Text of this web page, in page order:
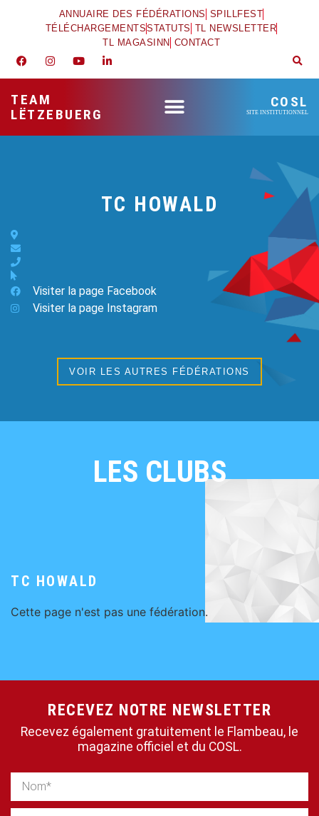
ANNUAIRE DES FÉDÉRATIONS SPILLFEST
TÉLÉCHARGEMENTSSTATUTS TL NEWSLETTER
TL MAGASINN CONTACT
TEAM
LËTZEBUERG
COSL
SITE INSTITUTIONNEL
TC HOWALD
Visiter la page Facebook
Visiter la page Instagram
VOIR LES AUTRES FÉDÉRATIONS
LES CLUBS
TC HOWALD
Cette page n'est pas une fédération.
RECEVEZ NOTRE NEWSLETTER
Recevez également gratuitement le Flambeau, le
magazine officiel et du COSL.